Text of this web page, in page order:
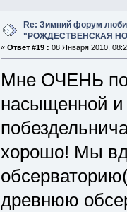
Re: Зимний форум
"РОЖДЕСТВЕНСКАЯ
« Ответ #19 : 08 Января 2010,
Мне ОЧЕНЬ
насыщенной и
хорошо! Мы
древнюю